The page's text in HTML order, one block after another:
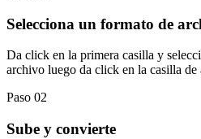
Selecciona un formato de
Da click en la primera casilla y
archivo luego da click en la casilla
Paso 02
Sube y convierte